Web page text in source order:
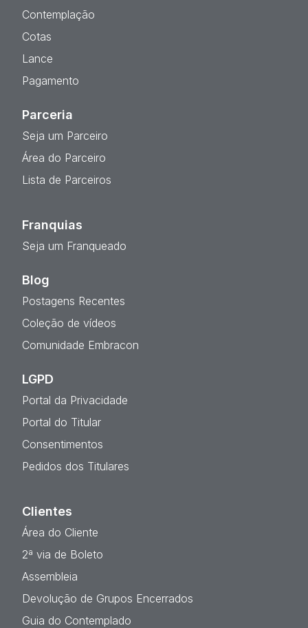
Contemplação
Cotas
Lance
Pagamento
Parceria
Seja um Parceiro
Área do Parceiro
Lista de Parceiros
Franquias
Seja um Franqueado
Blog
Postagens Recentes
Coleção de vídeos
Comunidade Embracon
LGPD
Portal da Privacidade
Portal do Titular
Consentimentos
Pedidos dos Titulares
Clientes
Área do Cliente
2ª via de Boleto
Assembleia
Devolução de Grupos Encerrados
Guia do Contemplado